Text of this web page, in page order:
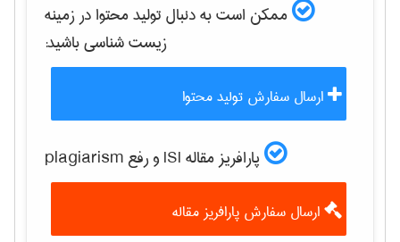
ممکن است به دنبال تولید محتوا در زمینه
زيست شناسیباشید:
ارسال سفارش تولید محتوا
پارافریز مقاله ISI و رفع plagiarism
ارسال سفارش پارافریز مقاله